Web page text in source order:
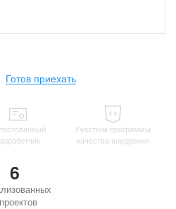
Готов приехать
Участник программы
качества внедрения
6
проектов